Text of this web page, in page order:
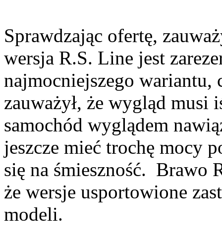
Sprawdzając ofertę,
wersja R.S. Line jest
najmocniejszego
zauważył, że wygląd musi
samochód wyglądem
jeszcze mieć trochę mocy
się na śmieszność. Brawo
że wersje usportowione
modeli.